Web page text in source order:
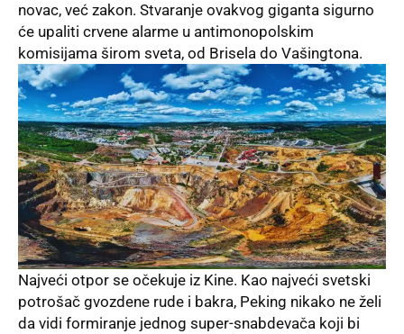
novac, već zakon. Stvaranje ovakvog giganta sigurno
će upaliti crvene alarme u antimonopolskim
komisijama širom sveta, od Brisela do Vašingtona.
Najveći otpor se očekuje iz Kine. Kao najveći svetski
potrošač gvozdene rude i bakra, Peking nikako ne želi
da vidi formiranje jednog super-snabdevača koji bi